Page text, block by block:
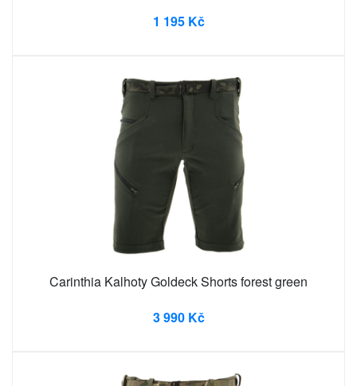
1 195 Kč
Carinthia Kalhoty Goldeck Shorts forest green
3 990 Kč